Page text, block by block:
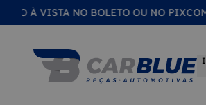
NO BOLETO OU NO PIXCOMPRA